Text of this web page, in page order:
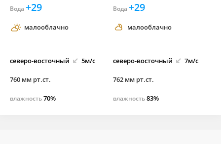
Вода +29
малооблачно
северо-восточный 5м/с
760 мм рт.ст.
влажность70%
Вода +29
малооблачно
северо-восточный 7м/с
762 мм рт.ст.
влажность83%